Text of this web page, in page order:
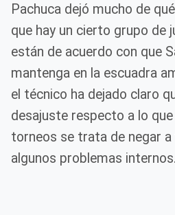
Pachuca dejó mucho de
que hay un cierto grupo de
están de acuerdo con que
mantenga en la escuadra
el técnico ha dejado claro
desajuste respecto a lo
torneos se trata de negar
algunos problemas internos.